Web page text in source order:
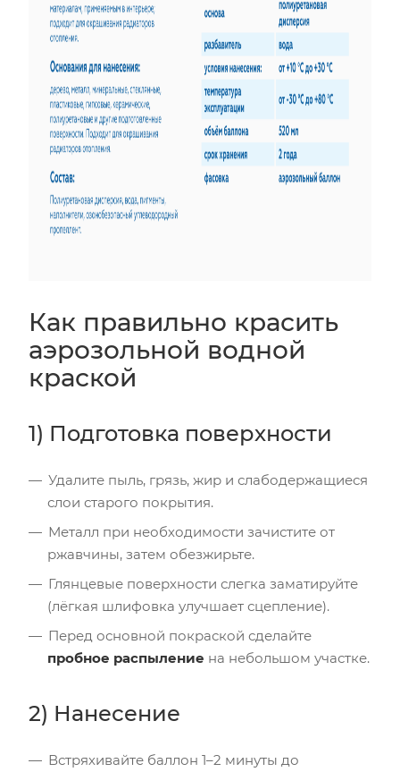
Как правильно красить
аэрозольной водной
краской
1) Подготовка поверхности
Удалите пыль, грязь, жир и слабодержащиеся
слои старого покрытия.
Металл при необходимости зачистите от
ржавчины, затем обезжирьте.
Глянцевые поверхности слегка заматируйте
(лёгкая шлифовка улучшает сцепление).
Перед основной покраской сделайте
пробное распыление на небольшом участке.
2) Нанесение
Встряхивайте баллон 1–2 минуты до